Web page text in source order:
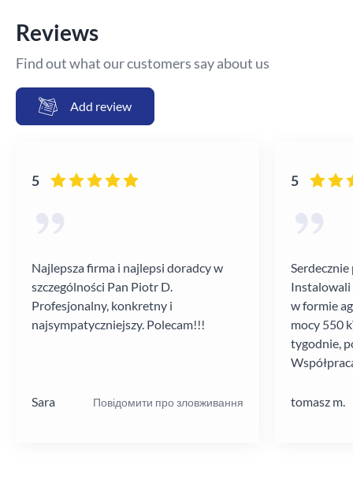
Reviews
Find out what our customers say about us
Add review
5
Najlepsza firma i najlepsi doradcy w
szczególności Pan Piotr D.
Profesjonalny, konkretny i
najsympatyczniejszy. Polecam!!!
Sara Повідомити про зловживання
5
Instalowali
w formie
mocy 550
tygodnie,
tomasz m.